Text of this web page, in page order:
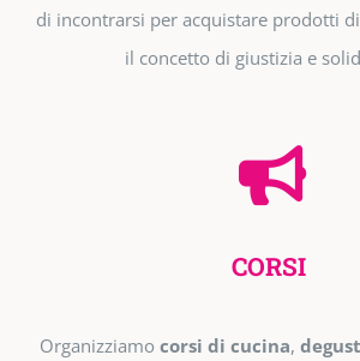
di incontrarsi per acquistare prodotti
il concetto di giustizia e
CORSI
Organizziamo corsi di cucina,